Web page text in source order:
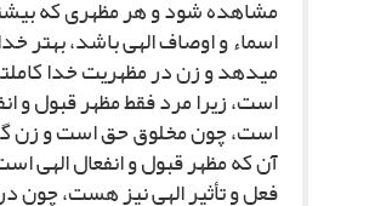
مشاهده شود و هر مظهرى که
اسماء و اوصاف الهى باشد، بهتر
مى‏دهد و زن در مظهریت خدا
است، زیرا مرد فقط مظهر قبول و
است، چون مخلوق حق است و زن
آن که مظهر قبول و انفعال الهى
فعل و تأثیر الهى نیز هست، چون